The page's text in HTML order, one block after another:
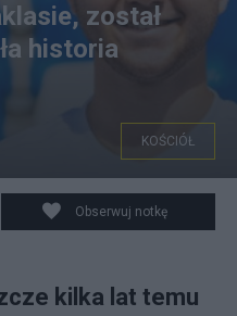
został
historia
KOŚCIÓŁ
Obserwuj notkę
kilka lat temu